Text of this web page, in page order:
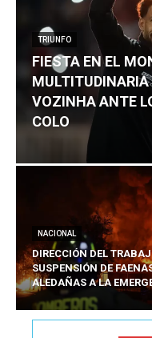
TRIUNFO
FIESTA EN EL
MULTITUDINARIA
VOZINHA ANTE
COLO
NACIONAL
DIRECCIÓN DEL
SUSPENSIÓN DE
ALEDAÑAS A LA